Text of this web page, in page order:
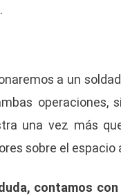
.
a un
operaciones,
una vez más
sobre el
contamos